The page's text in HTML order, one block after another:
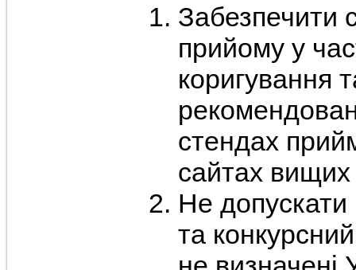
Забезпечити
прийому у
коригування
стендах
сайтах вищих
Не допускати
та